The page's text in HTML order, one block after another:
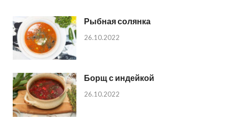
Рыбная солянка
26.10.2022
Борщ с индейкой
26.10.2022